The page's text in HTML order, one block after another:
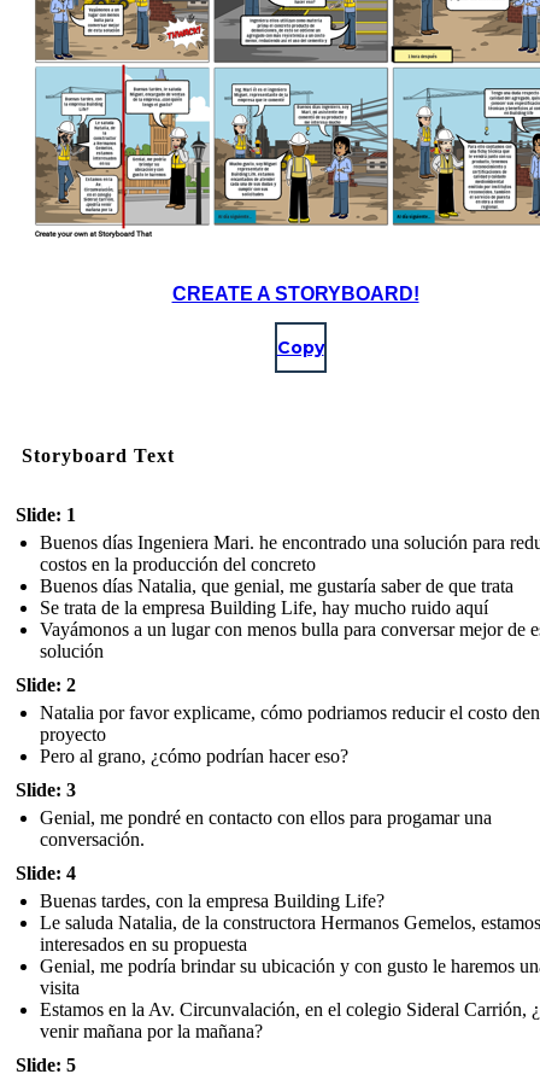
CREATE A STORYBOARD!
Copy
Storyboard Text
Slide: 1
Buenos días Ingeniera Mari. he encontrado una solución para
costos en la producción del concreto
Buenos días Natalia, que genial, me gustaría saber de que trata
Se trata de la empresa Building Life, hay mucho ruido aquí
Vayámonos a un lugar con menos bulla para conversar mejor de
solución
Slide: 2
Natalia por favor explicame, cómo podriamos reducir el costo
proyecto
Pero al grano, ¿cómo podrían hacer eso?
Slide: 3
Genial, me pondré en contacto con ellos para progamar una
conversación.
Slide: 4
Buenas tardes, con la empresa Building Life?
Le saluda Natalia, de la constructora Hermanos Gemelos, estamos
interesados en su propuesta
Genial, me podría brindar su ubicación y con gusto le haremos
visita
Estamos en la Av. Circunvalación, en el colegio Sideral Carrión,
venir mañana por la mañana?
Slide: 5